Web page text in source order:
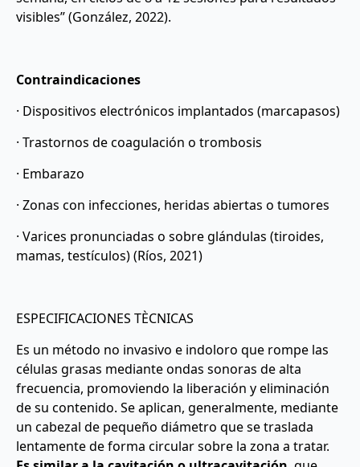
visibles” (González, 2022).
Contraindicaciones
· Dispositivos electrónicos implantados (marcapasos)
· Trastornos de coagulación o trombosis
· Embarazo
· Zonas con infecciones, heridas abiertas o tumores
· Varices pronunciadas o sobre glándulas (tiroides,
mamas, testículos) (Ríos, 2021)
ESPECIFICACIONES TÈCNICAS
Es un método no invasivo e indoloro que rompe las
células grasas mediante ondas sonoras de alta
frecuencia, promoviendo la liberación y eliminación
de su contenido. Se aplican, generalmente, mediante
un cabezal de pequeño diámetro que se traslada
lentamente de forma circular sobre la zona a tratar.